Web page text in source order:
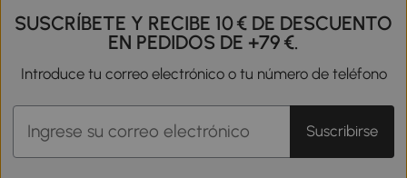
SUSCRÍBETE Y RECIBE 10 € DE DESCUENTO
EN PEDIDOS DE +79 €.
Introduce tu correo electrónico o tu número de teléfono
Suscribirse